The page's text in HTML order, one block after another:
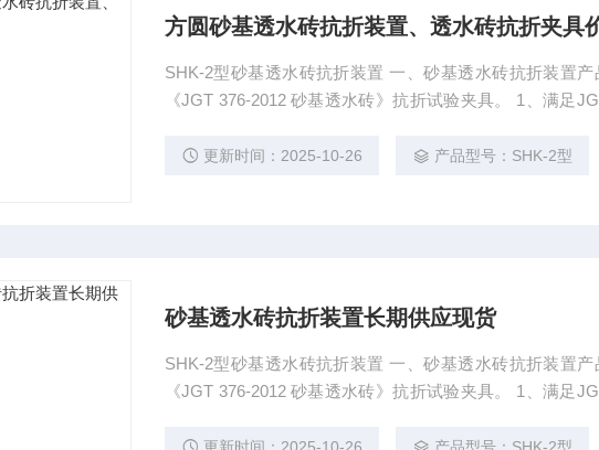
方圆砂基透水砖抗折装置、透水砖抗折夹具
SHK-2型砂基透水砖抗折装置 一、砂基透水砖抗折装置产
《JGT 376-2012 砂基透水砖》抗折试验夹具。 1、满足
更新时间：2025-10-26 产品型号：SHK-2型
砂基透水砖抗折装置长期供应现货
SHK-2型砂基透水砖抗折装置 一、砂基透水砖抗折装置
《JGT 376-2012 砂基透水砖》抗折试验夹具。 1、满足
00mm； 砂基透水砖抗折装置长期供应现货